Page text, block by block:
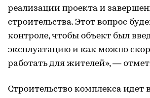
реализации проекта и
строительства. Этот вопрос
контроле, чтобы объект был
эксплуатацию и как можно
работать для жителей», —
Строительство комплекса идет